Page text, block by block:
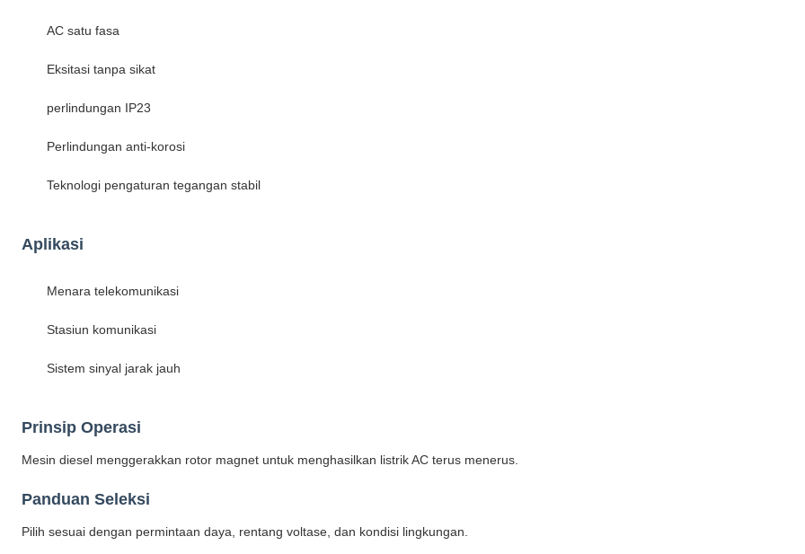
AC satu fasa
Eksitasi tanpa sikat
perlindungan IP23
Perlindungan anti-korosi
Teknologi pengaturan tegangan stabil
Aplikasi
Menara telekomunikasi
Stasiun komunikasi
Sistem sinyal jarak jauh
Prinsip Operasi
Mesin diesel menggerakkan rotor magnet untuk menghasilkan listrik AC terus menerus.
Panduan Seleksi
Pilih sesuai dengan permintaan daya, rentang voltase, dan kondisi lingkungan.